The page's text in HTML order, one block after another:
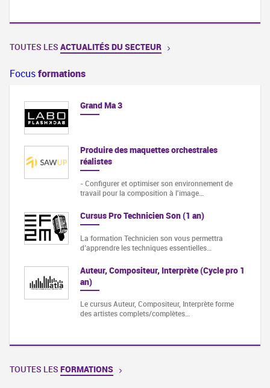
TOUTES LES ACTUALITÉS DU SECTEUR
Focusformations
Grand Ma 3
Produire des maquettes orchestrales
réalistes
- Configurer et optimiser son environnement de
travail pour la composition à l'image…
Cursus Pro Technicien Son (1 an)
La formation Technicien son vous permettra
d’apprendre les techniques essentielles…
Auteur, Compositeur, Interprète (Cycle pro 1
an)
Le cursus Auteur, Compositeur, Interprète forme
des artistes complets/complètes…
TOUTES LES FORMATIONS